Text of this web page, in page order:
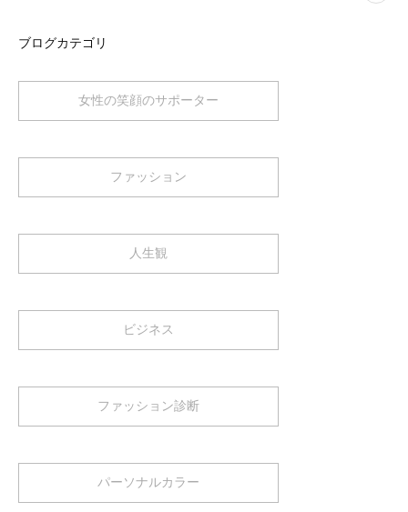
ブログカテゴリ
女性の笑顔のサポーター
ファッション
人生観
ビジネス
ファッション診断
パーソナルカラー